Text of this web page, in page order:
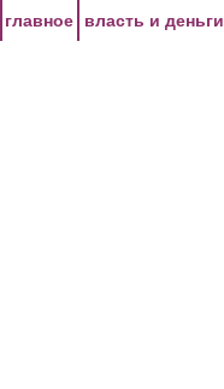
главное власть и деньги